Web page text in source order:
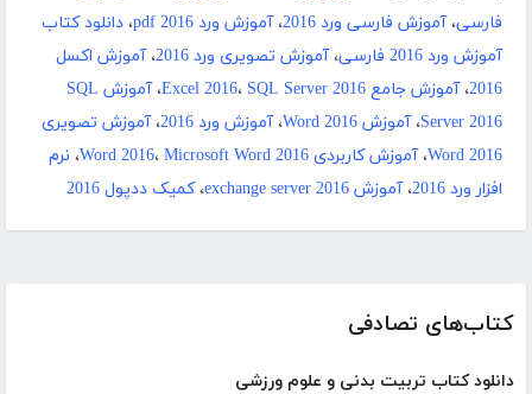
کتاب‌های تصادفی
دانلود کتاب تربیت بدنی و علوم ورزشی
فارسی،آموزش فارسی ورد 2016 ،آموزش ورد 2016 pdf ، دانلود کتاب
آموزش ورد 2016 فارسی
،آموزش تصویری ورد 2016 ،آموزش اکسل
2016،آموزش جامع Excel 2016 ، SQL Server 2016 ،
آموزش SQL
Server 2016،آموزش Word 2016 ،آموزش ورد 2016 ،آموزش تصویری
Word 2016،آموزش کاربردی Word 2016 ، Microsoft Word 2016 ، نرم
افزار ورد 2016
،آموزش exchange server 2016 ،کمیک ددپول 2016